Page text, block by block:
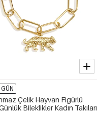
Çelik Hayvan Figürlü
Bileklikler Kadın Takıları